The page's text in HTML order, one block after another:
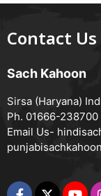
Contact Us
Sach Kahoon
Sirsa (Haryana)
Ph. 01666-238700
Email Us-